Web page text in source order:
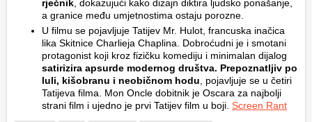
rječnik , dokazujući kako dizajn diktira ljudsko ponašanje,
a granice među umjetnostima ostaju porozne.
U filmu se pojavljuje Tatijev Mr. Hulot, francuska inačica
lika Skitnice Charlieja Chaplina. Dobroćudni je i smotani
protagonist koji kroz fizičku komediju i minimalan dijalog
satirizira apsurde modernog društva. Prepoznatljiv po
luli, kišobranu i neobičnom hodu , pojavljuje se u četiri
Tatijeva filma. Mon Oncle dobitnik je Oscara za najbolji
strani film i ujedno je prvi Tatijev film u boji. Screen Rant